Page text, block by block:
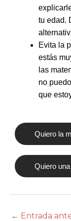
tu edad.
Evita la
estás
las
no
que
Quiero la
Quiero
← Entrada